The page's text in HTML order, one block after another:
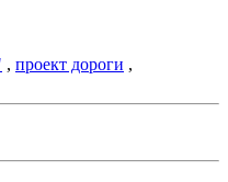
, проект дороги ,